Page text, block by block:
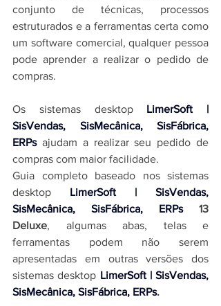
conjunto de técnicas, processos
estruturados e a ferramentas certa como
um software comercial, qualquer pessoa
pode aprender a realizar o pedido de
compras.
Os sistemas desktop
LimerSoft |
SisVendas, SisMecânica, SisFábrica,
ERPs ajudam a realizar seu pedido de
compras com maior facilidade.
Guia completo baseado nos sistemas
desktop
LimerSoft | SisVendas,
SisMecânica, SisFábrica, ERPs
13
Deluxe, algumas abas, telas e
ferramentas podem não serem
sistemas desktop LimerSoft | SisVendas,
SisMecânica, SisFábrica, ERPs.